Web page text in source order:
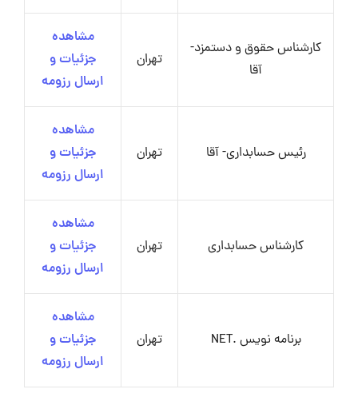
کارشناس حقوق و دستمزد-
آقا
تهران
مشاهده
جزئیات و
ارسال رزومه
رئیس حسابداری- آقا تهران
مشاهده
جزئیات و
ارسال رزومه
کارشناس حسابداری تهران
مشاهده
جزئیات و
ارسال رزومه
برنامه نویس .NET تهران
مشاهده
جزئیات و
ارسال رزومه